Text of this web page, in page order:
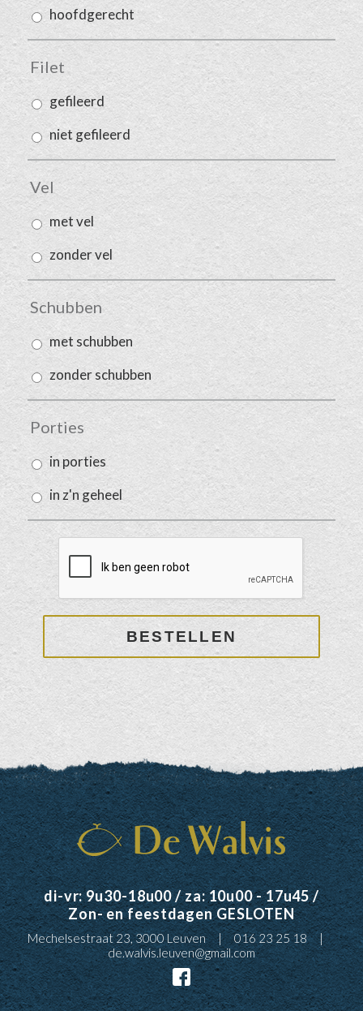
hoofdgerecht
Filet
gefileerd
niet gefileerd
Vel
met vel
zonder vel
Schubben
met schubben
zonder schubben
Porties
in porties
in z'n geheel
di-vr: 9u30-18u00 / za: 10u00 - 17u45 /
Zon- en feestdagen GESLOTEN
Mechelsestraat 23, 3000 Leuven
016 23 25 18
de.walvis.leuven@gmail.com